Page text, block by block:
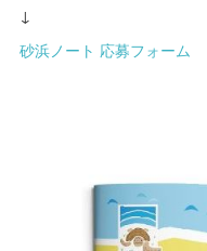
↓
砂浜ノート 応募フォーム